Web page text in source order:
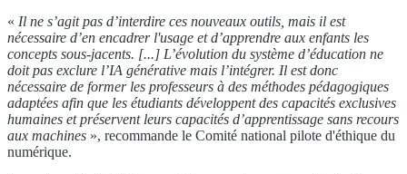
« Il ne s’agit pas d’interdire ces nouveaux outils, mais il est
nécessaire d’en encadrer l'usage et d’apprendre aux enfants les
concepts sous-jacents. [...] L’évolution du système d’éducation ne
doit pas exclure l’IA générative mais l’intégrer. Il est donc
nécessaire de former les professeurs à des méthodes pédagogiques
adaptées afin que les étudiants développent des capacités exclusives
humaines et préservent leurs capacités d’apprentissage sans recours
aux machines », recommande le Comité national pilote d'éthique du
numérique.